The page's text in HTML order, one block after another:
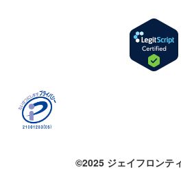
©2025 ジェイフロンテ